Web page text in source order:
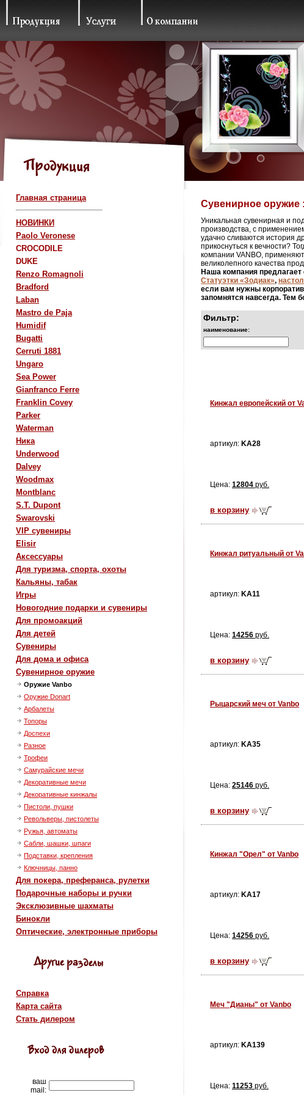
Главная страница
НОВИНКИ
Paolo Veronese
CROCODILE
DUKE
Renzo Romagnoli
Bradford
Laban
Mastro de Paja
Humidif
Bugatti
Cerruti 1881
Ungaro
Sea Power
Gianfranco Ferre
Franklin Covey
Parker
Waterman
Ника
Underwood
Dalvey
Woodmax
Montblanc
S.T. Dupont
Swarovski
VIP сувениры
Elisir
Аксессуары
Для туризма, спорта, охоты
Кальяны, табак
Игры
Новогодние подарки и сувениры
Для промоакций
Для детей
Сувениры
Для дома и офиса
Сувенирное оружие
Оружие Vanbo
Оружие Donart
Арбалеты
Топоры
Доспехи
Разное
Трофеи
Самурайские мечи
Декоративные мечи
Декоративные кинжалы
Пистоли, пушки
Револьверы, пистолеты
Ружья, автоматы
Сабли, шашки, шпаги
Подставки, крепления
Ключницы, панно
Для покера, преферанса, рулетки
Подарочные наборы и ручки
Эксклюзивные шахматы
Бинокли
Оптические, электронные приборы
Справка
Карта сайта
Стать дилером
ваш
mail:
Сувенирное оружие
Уникальная сувенирная и
производства, с
удачно сливаются история
прикоснуться к вечности?
компании VANBO,
великолепного качества
Наша компания предлагает
Статуэтки «Зодиак»,
если вам нужны
запомнятся навсегда. Тем
Фильтр:
наименование:
Кинжал европейский от
артикул: KA28
Цена: 12804 руб.
в корзину
Кинжал ритуальный от
артикул: KA11
Цена: 14256 руб.
в корзину
Рыцарский меч от Vanbo
артикул: KA35
Цена: 25146 руб.
в корзину
Кинжал "Орел" от Vanbo
артикул: KA17
Цена: 14256 руб.
в корзину
Меч "Дианы" от Vanbo
артикул: KA139
Цена: 11253 руб.